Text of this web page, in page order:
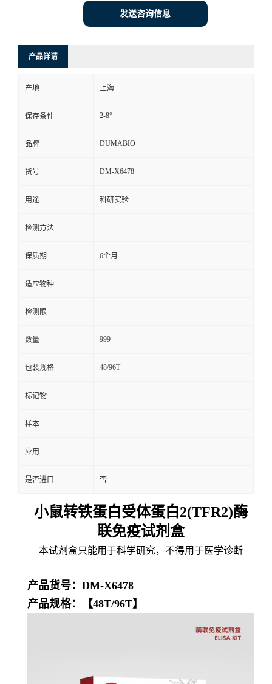
方
言
发送咨询信息
产品详请
产地 上海
保存条件 2-8°
品牌 DUMABIO
货号 DM-X6478
用途 科研实验
检测方法
保质期 6个月
适应物种
检测限
数量 999
包装规格 48/96T
标记物
样本
应用
是否进口 否
小鼠转铁蛋白受体蛋白2(TFR2)酶
联免疫试剂盒
本试剂盒只能用于科学研究，不得用于医学诊断
产品货号：DM-X6478
产品规格：【48T/96T】